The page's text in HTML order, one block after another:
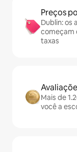
Preços
Dublin: os
começam
taxas
Mais de
você a